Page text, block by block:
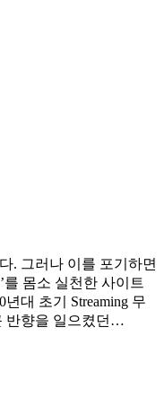
. 그러나 이를 포기하면
를 몸소 실천한 사이트
대 초기 Streaming 무
반향을 일으켰던…